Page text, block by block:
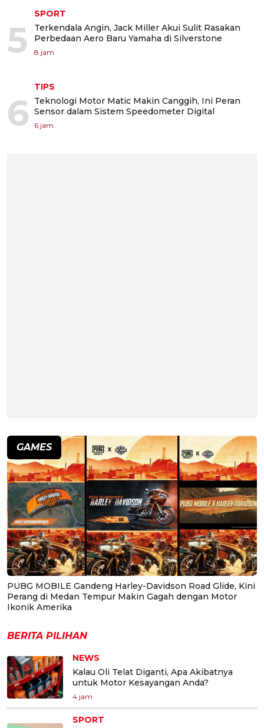
5
SPORT
Terkendala Angin, Jack Miller Akui Sulit Rasakan
Perbedaan Aero Baru Yamaha di Silverstone
8 jam
6
TIPS
Teknologi Motor Matic Makin Canggih, Ini Peran
Sensor dalam Sistem Speedometer Digital
6 jam
GAMES
PUBG MOBILE Gandeng Harley-Davidson Road Glide, Kini
Perang di Medan Tempur Makin Gagah dengan Motor
Ikonik Amerika
BERITA PILIHAN
NEWS
Kalau Oli Telat Diganti, Apa Akibatnya
untuk Motor Kesayangan Anda?
4 jam
SPORT